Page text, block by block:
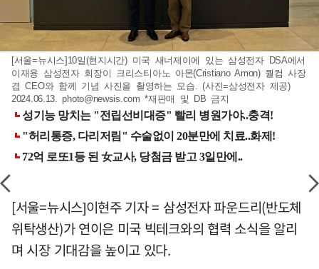
[서울=뉴시스]10일(현지시간) 미국 새너제이에 있는 삼성전자 DSA에서
이재용 삼성전자 회장이 크리스티아노 아몬(Cristiano Amon) 퀄컴 사장
겸 CEO와 함께 기념 사진을 촬영하는 모습. (사진=삼성전자 제공)
2024.06.13.photo@newsis.com *재판매 및 DB 금지
[서울=뉴시스]이현주 기자 = 삼성전자 파운드리(반도체
위탁생산)가 연이은 미국 빅테크와의 협력 소식을 알리
며 시장 기대감을 높이고 있다.